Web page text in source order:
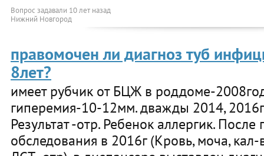
Вопрос задавали 10 лет назад
Нижний Новгород
правомочен ли диагноз туб
8лет?
имеет рубчик от БЦЖ в роддоме-
гиперемия-10-12мм. дважды 2014,
Результат -отр. Ребенок аллергик.
обследования в 2016г (Кровь, моча,